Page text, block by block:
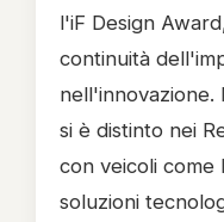
l'iF Design
continuità
nell'innovazione.
si è distinto nei
con veicoli come
soluzioni